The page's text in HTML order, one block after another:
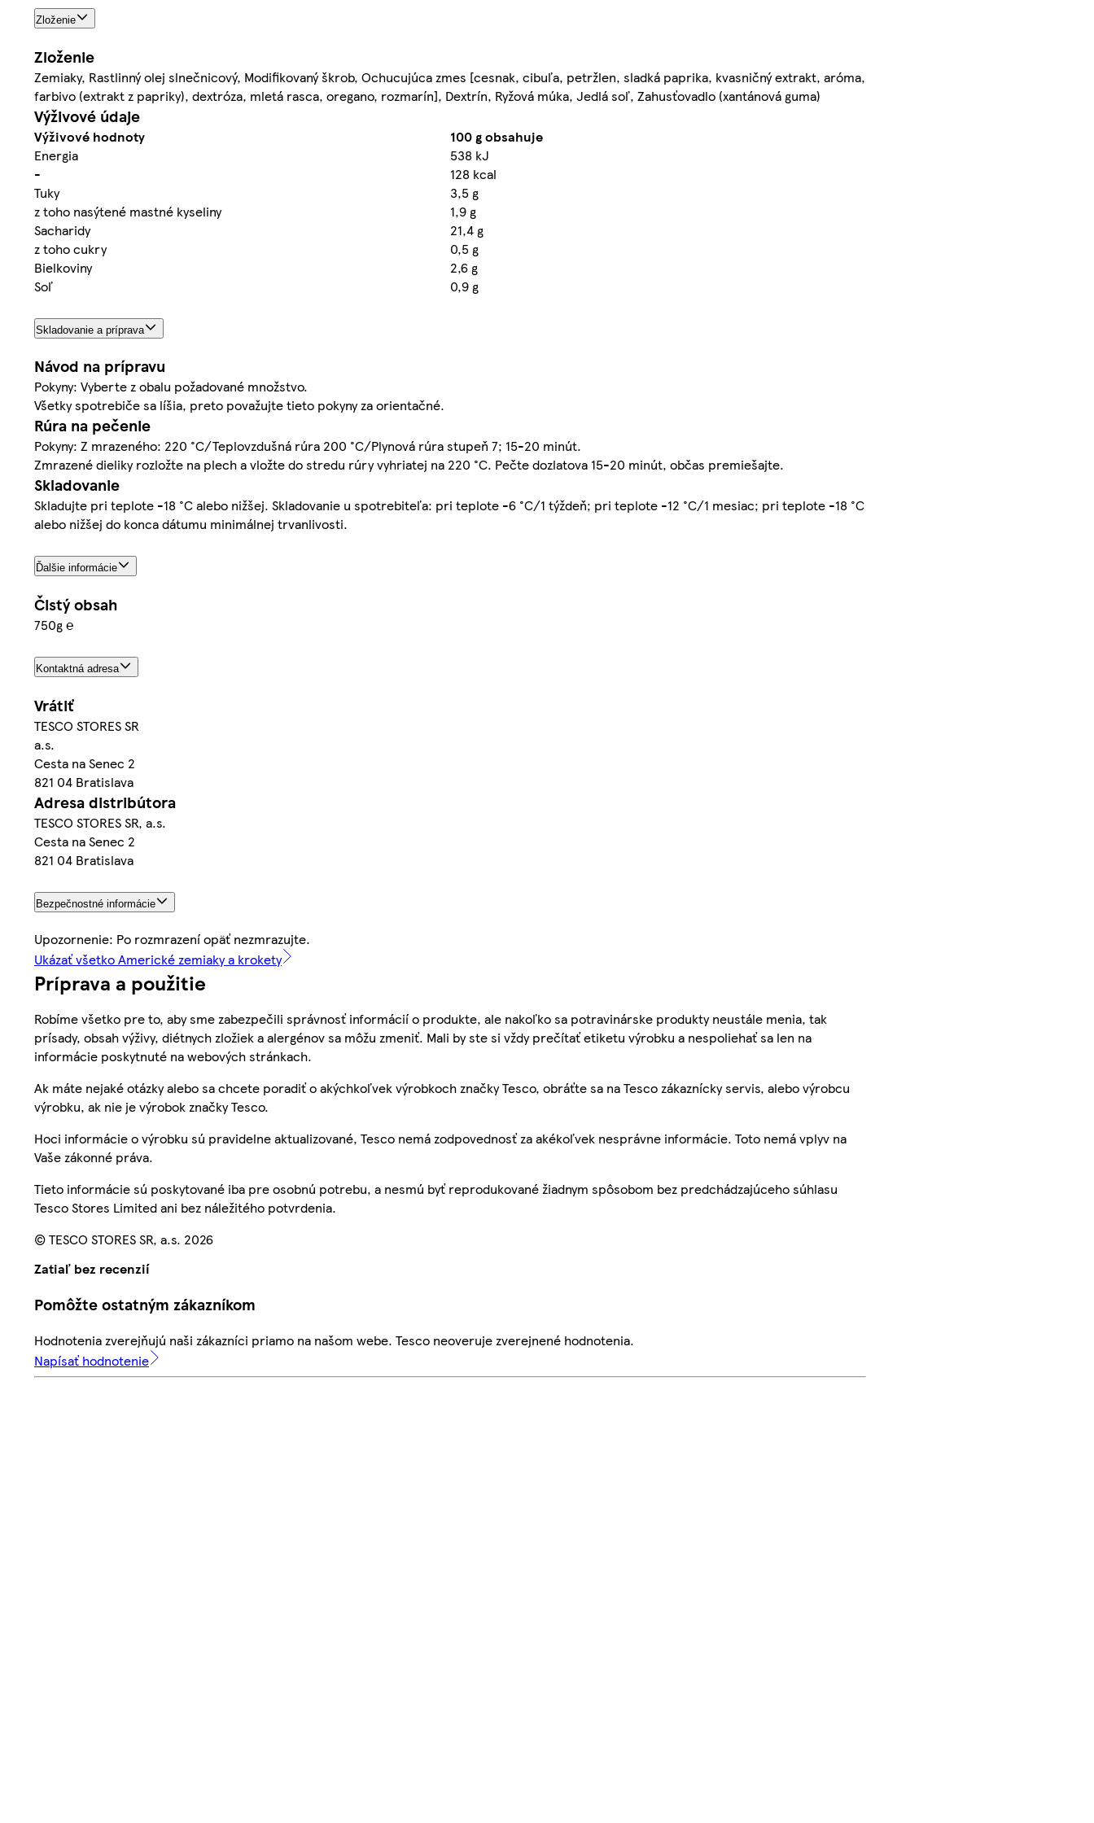
Zloženie
Zloženie
Zemiaky, Rastlinný olej slnečnicový, Modifikovaný škrob, Ochucujúca zmes [cesnak, cibuľa, petržlen, sladká paprika, kvasničný extrakt, aróma,
farbivo (extrakt z papriky), dextróza, mletá rasca, oregano, rozmarín], Dextrín, Ryžová múka, Jedlá soľ, Zahusťovadlo (xantánová guma)
Výživové údaje
Výživové hodnoty
100 g obsahuje
Energia
538 kJ
-
128 kcal
Tuky
3,5 g
z toho nasýtené mastné kyseliny
1,9 g
Sacharidy
21,4 g
z toho cukry
0,5 g
Bielkoviny
2,6 g
Soľ
0,9 g
Skladovanie a príprava
Návod na prípravu
Pokyny: Vyberte z obalu požadované množstvo.
Všetky spotrebiče sa líšia, preto považujte tieto pokyny za orientačné.
Rúra na pečenie
Pokyny: Z mrazeného: 220 °C/Teplovzdušná rúra 200 °C/Plynová rúra stupeň 7; 15-20 minút.
Zmrazené dieliky rozložte na plech a vložte do stredu rúry vyhriatej na 220 °C. Pečte dozlatova 15-20 minút, občas premiešajte.
Skladovanie
Skladujte pri teplote -18 °C alebo nižšej. Skladovanie u spotrebiteľa: pri teplote -6 °C/1 týždeň; pri teplote -12 °C/1 mesiac; pri teplote -18 °C
alebo nižšej do konca dátumu minimálnej trvanlivosti.
Ďalšie informácie
Čistý obsah
750g ℮
Kontaktná adresa
Vrátiť
TESCO STORES SR
a.s.
Cesta na Senec 2
821 04 Bratislava
Adresa distribútora
TESCO STORES SR, a.s.
Cesta na Senec 2
821 04 Bratislava
Bezpečnostné informácie
Upozornenie: Po rozmrazení opäť nezmrazujte.
Ukázať všetko Americké zemiaky a krokety
Príprava a použitie
Robíme všetko pre to, aby sme zabezpečili správnosť informácií o produkte, ale nakoľko sa potravinárske produkty neustále menia, tak
prísady, obsah výživy, diétnych zložiek a alergénov sa môžu zmeniť. Mali by ste si vždy prečítať etiketu výrobku a nespoliehať sa len na
informácie poskytnuté na webových stránkach.
Ak máte nejaké otázky alebo sa chcete poradiť o akýchkoľvek výrobkoch značky Tesco, obráťte sa na Tesco zákaznícky servis, alebo výrobcu
výrobku, ak nie je výrobok značky Tesco.
Hoci informácie o výrobku sú pravidelne aktualizované, Tesco nemá zodpovednosť za akékoľvek nesprávne informácie. Toto nemá vplyv na
Vaše zákonné práva.
Tieto informácie sú poskytované iba pre osobnú potrebu, a nesmú byť reprodukované žiadnym spôsobom bez predchádzajúceho súhlasu
Tesco Stores Limited ani bez náležitého potvrdenia.
© TESCO STORES SR, a.s. 2026
Zatiaľ bez recenzií
Pomôžte ostatným zákazníkom
Hodnotenia zverejňujú naši zákazníci priamo na našom webe. Tesco neoveruje zverejnené hodnotenia.
Napísať hodnotenie